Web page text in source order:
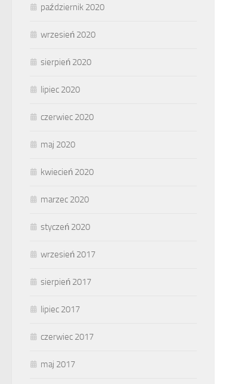
październik 2020
wrzesień 2020
sierpień 2020
lipiec 2020
czerwiec 2020
maj 2020
kwiecień 2020
marzec 2020
styczeń 2020
wrzesień 2017
sierpień 2017
lipiec 2017
czerwiec 2017
maj 2017